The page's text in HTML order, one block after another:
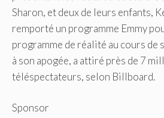
Sharon, et deux de leurs enfants,
remporté un programme Emmy
programme de réalité au cours de
à son apogée, a attiré près de 7
téléspectateurs, selon Billboard.
Sponsor